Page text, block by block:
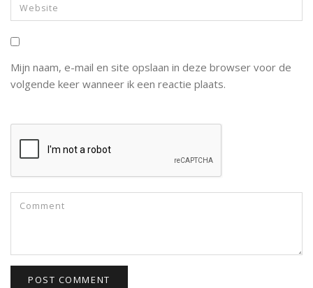
Mijn naam, e-mail en site opslaan in deze browser voor de
volgende keer wanneer ik een reactie plaats.